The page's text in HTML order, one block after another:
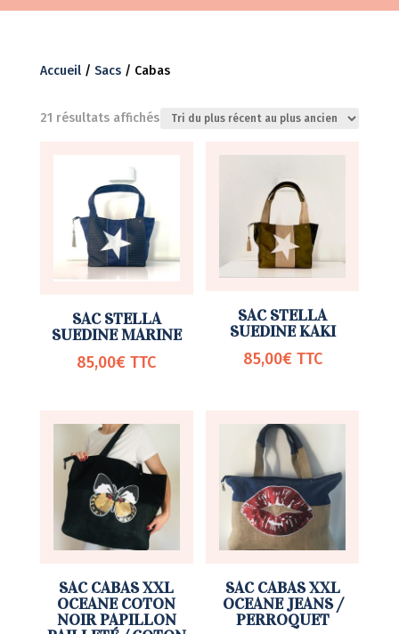
Accueil/ Sacs/ Cabas
21 résultats affichésTrié
plus
SAC STELLA
SUEDINE MARINE
85,00€ TTC
SAC STELLA
SUEDINE KAKI
85,00€ TTC
SAC CABAS XXL
OCEANE COTON
NOIR PAPILLON
SAC CABAS XXL
OCEANE JEANS /
PERROQUET